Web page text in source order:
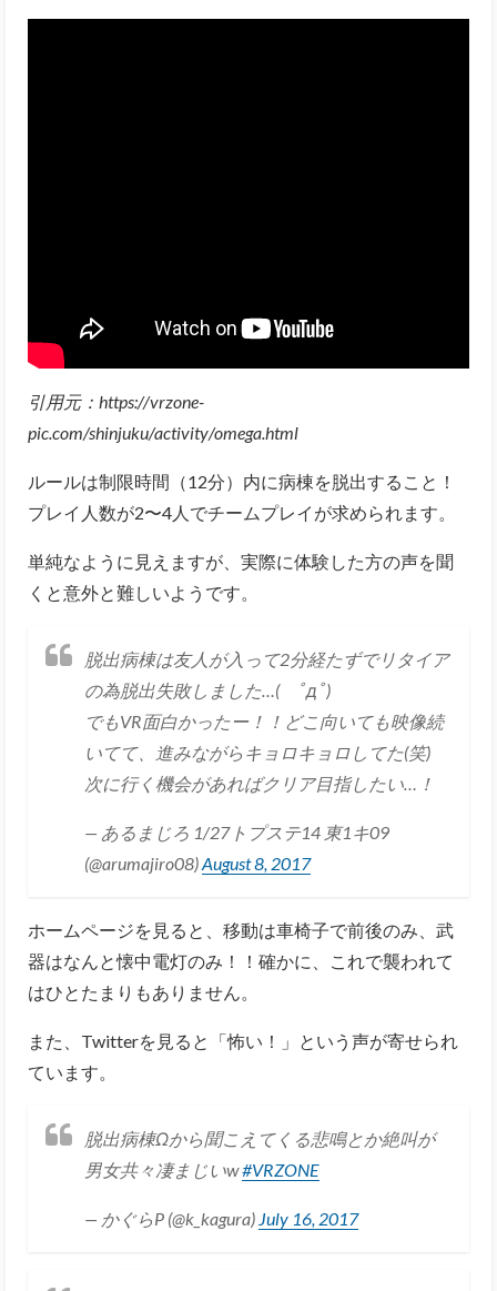
引用元：https://vrzone-
pic.com/shinjuku/activity/omega.html
ルールは制限時間（12分）内に病棟を脱出すること！
プレイ人数が2〜4人でチームプレイが求められます。
単純なように見えますが、実際に体験した方の声を聞
くと意外と難しいようです。
脱出病棟は友人が入って2分経たずでリタイア
の為脱出失敗しました…( ﾟдﾟ)
でもVR面白かったー！！どこ向いても映像続
いてて、進みながらキョロキョロしてた(笑)
次に行く機会があればクリア目指したい…！
— あるまじろ 1/27トプステ14 東1キ09
(@arumajiro08)August 8, 2017
ホームページを見ると、移動は車椅子で前後のみ、武
器はなんと懐中電灯のみ！！ 確かに、これで襲われて
はひとたまりもありません。
また、Twitterを見ると「怖い！」という声が寄せられ
ています。
脱出病棟Ωから聞こえてくる悲鳴とか絶叫が
男女共々凄まじいw#VRZONE
— かぐらP (@k_kagura) July 16, 2017